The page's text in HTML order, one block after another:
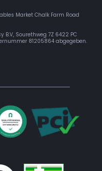
Market Chalk Farm Road
Sourethweg 7Z 6422 PC
81205864 abgegeben.